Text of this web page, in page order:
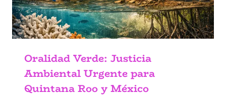
Oralidad Verde: Justicia
Ambiental Urgente para
Quintana Roo y México